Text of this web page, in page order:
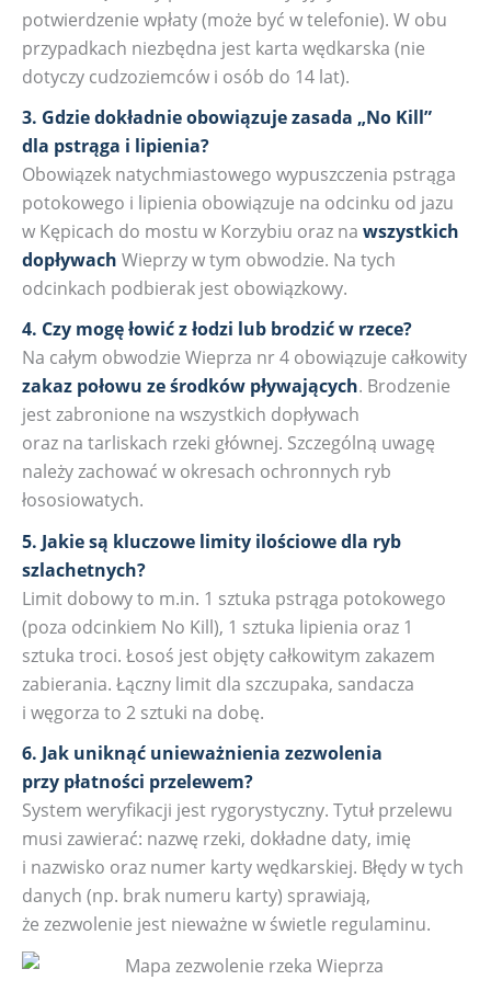
potwierdzenie wpłaty (może być w telefonie). W obu
przypadkach niezbędna jest karta wędkarska (nie
dotyczy cudzoziemców i osób do 14 lat).
3. Gdzie dokładnie obowiązuje zasada „No Kill”
dla pstrąga i lipienia?
Obowiązek natychmiastowego wypuszczenia pstrąga
potokowego i lipienia obowiązuje na odcinku od jazu
w Kępicach do mostu w Korzybiu oraz na wszystkich
dopływach Wieprzy w tym obwodzie. Na tych
odcinkach podbierak jest obowiązkowy.
4. Czy mogę łowić z łodzi lub brodzić w rzece?
Na całym obwodzie Wieprza nr 4 obowiązuje całkowity
zakaz połowu ze środków pływających. Brodzenie
jest zabronione na wszystkich dopływach
oraz na tarliskach rzeki głównej. Szczególną uwagę
należy zachować w okresach ochronnych ryb
łososiowatych.
5. Jakie są kluczowe limity ilościowe dla ryb
szlachetnych?
Limit dobowy to m.in. 1 sztuka pstrąga potokowego
(poza odcinkiem No Kill), 1 sztuka lipienia oraz 1
sztuka troci. Łosoś jest objęty całkowitym zakazem
zabierania. Łączny limit dla szczupaka, sandacza
i węgorza to 2 sztuki na dobę.
6. Jak uniknąć unieważnienia zezwolenia
przy płatności przelewem?
System weryfikacji jest rygorystyczny. Tytuł przelewu
musi zawierać: nazwę rzeki, dokładne daty, imię
i nazwisko oraz numer karty wędkarskiej. Błędy w tych
danych (np. brak numeru karty) sprawiają,
że zezwolenie jest nieważne w świetle regulaminu.